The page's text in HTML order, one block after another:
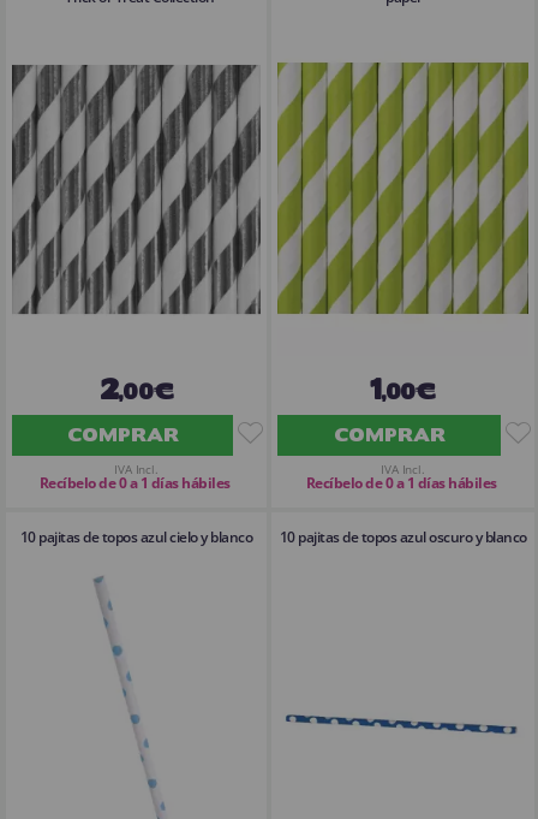
2,00€
COMPRAR
IVA Incl.
Recíbelo de 0 a 1 días hábiles
1,00€
COMPRAR
IVA Incl.
Recíbelo de 0 a 1 días hábiles
10 pajitas de topos azul cielo y blanco 10 pajitas de topos azul oscuro y blanco